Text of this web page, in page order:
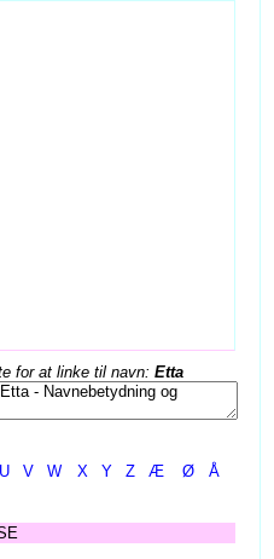
for at linke til navn: Etta
U V W X Y Z Æ Ø Å